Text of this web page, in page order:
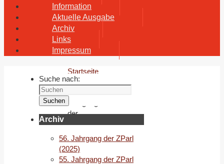
Information
Aktuelle Ausgabe
Archiv
Links
Impressum
Startseite
Archiv
Jahrgang
der
ZParl
(1988)
19.
Suche nach:
Suchen
Archiv
56. Jahrgang der ZParl
(2025)
55. Jahrgang der ZParl